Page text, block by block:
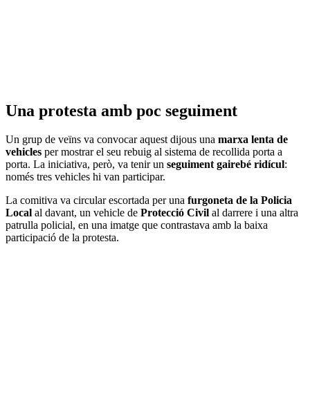
Una protesta amb poc seguiment
Un grup de veïns va convocar aquest dijous una marxa lenta de
vehicles per mostrar el seu rebuig al sistema de recollida porta a
porta. La iniciativa, però, va tenir un seguiment gairebé ridícul:
només tres vehicles hi van participar.
La comitiva va circular escortada per una furgoneta de la Policia
Local al davant, un vehicle de Protecció Civil al darrere i una altra
patrulla policial, en una imatge que contrastava amb la baixa
participació de la protesta.